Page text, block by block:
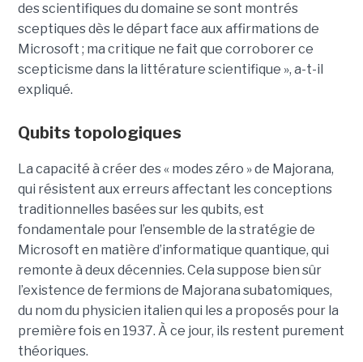
des scientifiques du domaine se sont montrés
sceptiques dès le départ face aux affirmations de
Microsoft ; ma critique ne fait que corroborer ce
scepticisme dans la littérature scientifique », a-t-il
expliqué.
Qubits topologiques
La capacité à créer des « modes zéro » de Majorana,
qui résistent aux erreurs affectant les conceptions
traditionnelles basées sur les qubits, est
fondamentale pour l’ensemble de la stratégie de
Microsoft en matière d’informatique quantique, qui
remonte à deux décennies. Cela suppose bien sûr
l’existence de fermions de Majorana subatomiques,
du nom du physicien italien qui les a proposés pour la
première fois en 1937. À ce jour, ils restent purement
théoriques.